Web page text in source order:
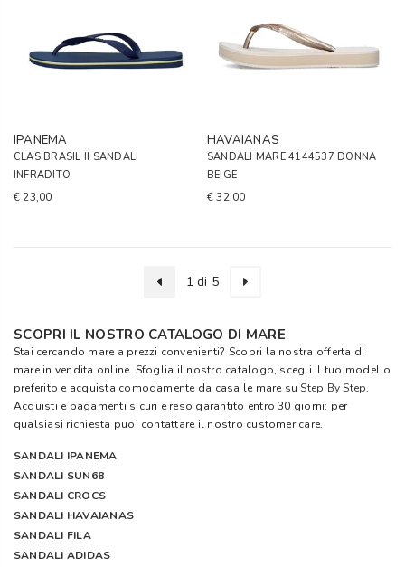
IPANEMA
CLAS BRASIL II SANDALI
INFRADITO
€ 23,00
HAVAIANAS
SANDALI MARE 4144537 DONNA
BEIGE
€ 32,00
1 di 5
SCOPRI IL NOSTRO CATALOGO DI MARE
Stai cercando mare a prezzi convenienti? Scopri la nostra offerta di
mare in vendita online. Sfoglia il nostro catalogo, scegli il tuo modello
preferito e acquista comodamente da casa le mare suStep By Step.
Acquisti e pagamenti sicuri e reso garantito entro 30 giorni: per
qualsiasi richiesta puoi contattare il nostro customer care.
SANDALI IPANEMA
SANDALI SUN68
SANDALI CROCS
SANDALI HAVAIANAS
SANDALI FILA
SANDALI ADIDAS